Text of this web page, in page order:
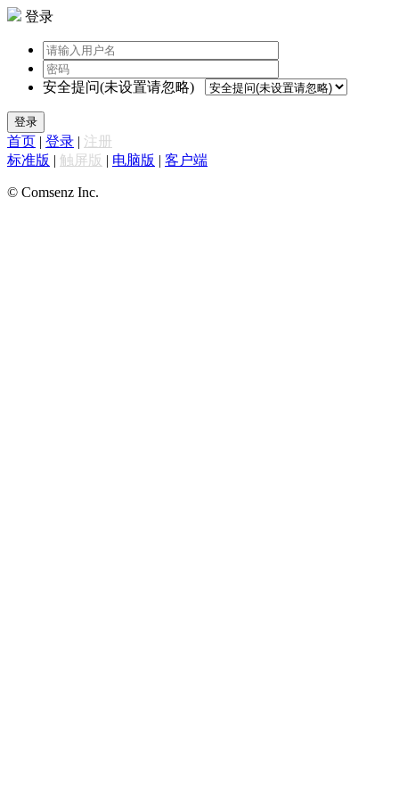
登录
安全提问(未设置请忽略)
登录
首页 | 登录 | 注册
标准版 | 触屏版 | 电脑版 | 客户端
© Comsenz Inc.